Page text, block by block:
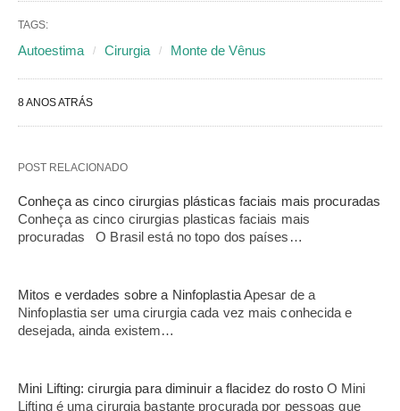
TAGS:
Autoestima Cirurgia Monte de Vênus
8 ANOS ATRÁS
POST RELACIONADO
Conheça as cinco cirurgias plásticas faciais mais procuradas
Conheça as cinco cirurgias plasticas faciais mais
procuradas O Brasil está no topo dos países…
Mitos e verdades sobre a NinfoplastiaApesar de a
Ninfoplastia ser uma cirurgia cada vez mais conhecida e
desejada, ainda existem…
Mini Lifting: cirurgia para diminuir a flacidez do rostoO Mini
Lifting é uma cirurgia bastante procurada por pessoas que